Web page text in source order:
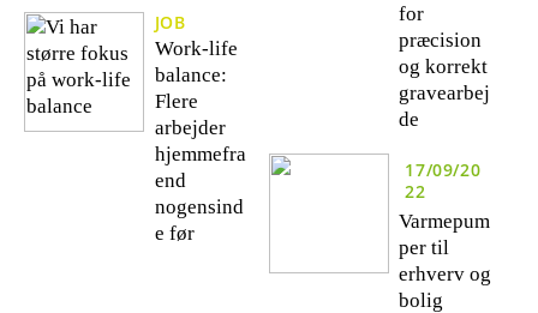
JOB
Work-life
balance:
Flere
arbejder
hjemmefra
end
nogensind
e før
for
præcision
og korrekt
gravearbej
de
17/09/20
22
Varmepum
per til
erhverv og
bolig